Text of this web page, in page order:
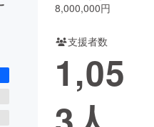
8,000,000円
支援者数
1,05